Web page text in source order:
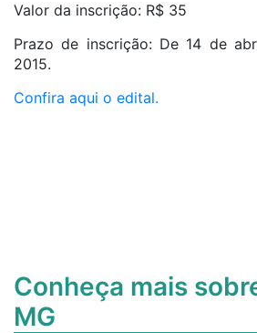
Valor da inscrição: R$ 35
Prazo de inscrição: De 14 de
2015.
Confira aqui o edital.
Conheça mais
MG